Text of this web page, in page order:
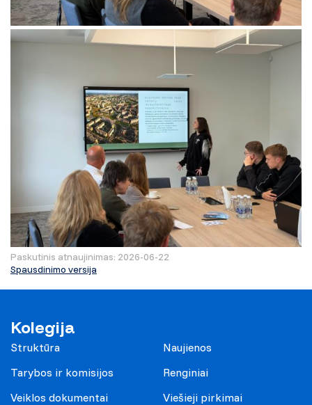
Paskutinis atnaujinimas: 2026-06-22
Spausdinimo versija
Kolegija
Struktūra
Tarybos ir komisijos
Veiklos dokumentai
Naujienos
Renginiai
Viešieji pirkimai